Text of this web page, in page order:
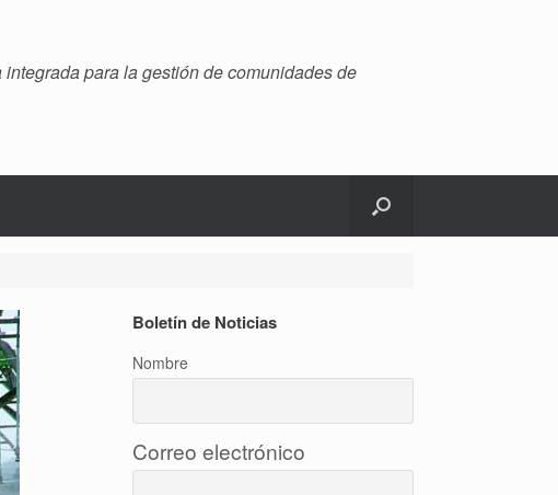
para la gestión de comunidades de
Boletín de Noticias
Nombre
Correo electrónico